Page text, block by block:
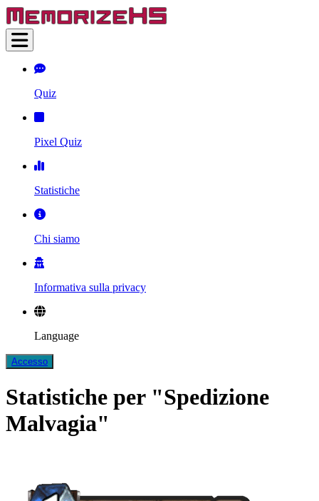
Quiz
Pixel Quiz
Statistiche
Chi siamo
Informativa sulla privacy
Language
Accesso
Statistiche per "Spedizione
Malvagia"